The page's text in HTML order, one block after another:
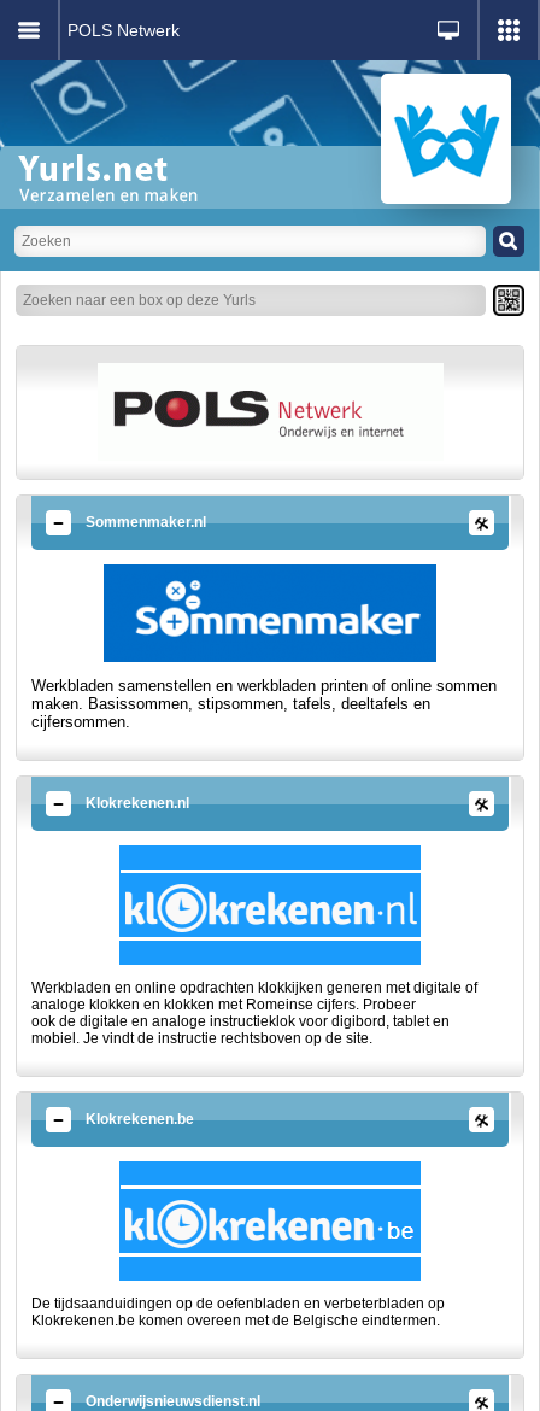
POLS Netwerk
Sommenmaker.nl
Werkbladen samenstellen en werkbladen printen of online sommen
maken. Basissommen, stipsommen, tafels, deeltafels en
cijfersommen.
Klokrekenen.nl
Werkbladen en online opdrachten klokkijken generen met digitale of
analoge klokken en klokken met Romeinse cijfers. Probeer
ook de digitale en analoge instructieklok voor digibord, tablet en
mobiel. Je vindt de instructie rechtsboven op de site.
Klokrekenen.be
De tijdsaanduidingen op de oefenbladen en verbeterbladen op
Klokrekenen.be komen overeen met de Belgische eindtermen.
Onderwijsnieuwsdienst.nl